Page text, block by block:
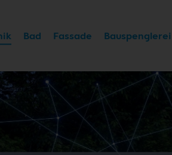
Bad Fassade Bauspenglerei